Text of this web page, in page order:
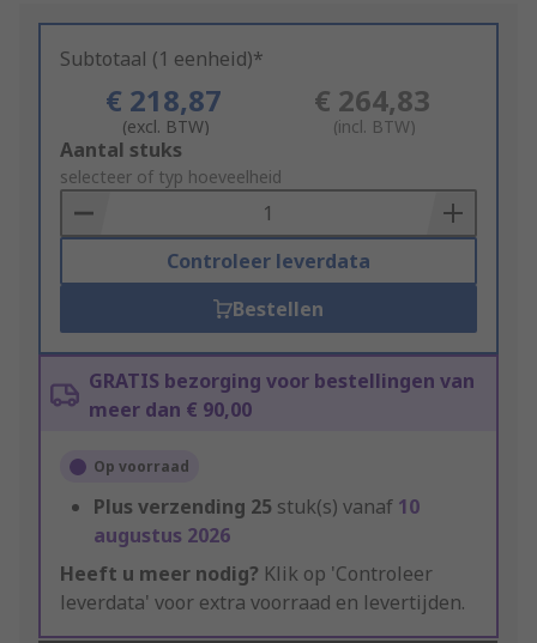
Subtotaal (1 eenheid)*
€ 218,87
(excl. BTW)
€ 264,83
(incl. BTW)
Add
to
Basket
Aantal stuks
selecteer of typ hoeveelheid
Controleer leverdata
Bestellen
GRATIS bezorging voor bestellingen van
meer dan € 90,00
Op voorraad
Plus verzending 25 stuk(s) vanaf 10
augustus 2026
Heeft u meer nodig? Klik op 'Controleer
leverdata' voor extra voorraad en levertijden.